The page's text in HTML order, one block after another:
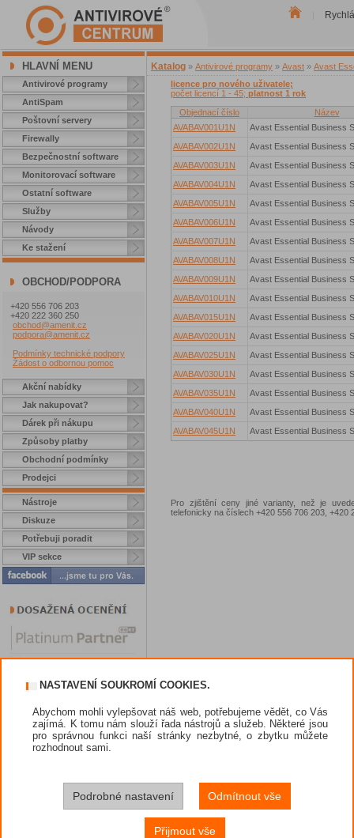
HLAVNÍ MENU
Antivirové programy
AntiSpam
Poštovní servery
Firewally
Bezpečnostní software
Monitorovací software
Ostatní software
Služby
Návody
Ke stažení
OBCHOD/PODPORA
+420 556 706 203
+420 222 360 250
obchod@amenit.cz
podpora@amenit.cz
Podmínky technické podpory
Žádost o odbornou pomoc
Akční nabídky
Jak nakupovat?
Dárek při nákupu
Způsoby platby
Obchodní podmínky
Prodejci
Nástroje
Diskuze
Potřebuji poradit
VIP sekce
Katalog » Antivirové programy » Avast » Avast
licence pro nového uživatele;
počet licencí 1 - 45; platnost 1 rok
Objednací číslo
Název
AVABAV001U1N
Avast Essential Business
AVABAV002U1N
Avast Essential Business
AVABAV003U1N
Avast Essential Business
AVABAV004U1N
Avast Essential Business
AVABAV005U1N
Avast Essential Business
AVABAV006U1N
Avast Essential Business
AVABAV007U1N
Avast Essential Business
AVABAV008U1N
Avast Essential Business
AVABAV009U1N
Avast Essential Business
AVABAV010U1N
Avast Essential Business
AVABAV015U1N
Avast Essential Business
AVABAV020U1N
Avast Essential Business
AVABAV025U1N
Avast Essential Business
AVABAV030U1N
Avast Essential Business
AVABAV035U1N
Avast Essential Business
AVABAV040U1N
Avast Essential Business
AVABAV045U1N
Avast Essential Business
Pro zjištění ceny jiné varianty, než je
telefonicky na číslech +420 556 706 203, +420
NASTAVENÍ SOUKROMÍ COOKIES.
Abychom mohli vylepšovat náš web, potřebujeme vědět, co Vás
zajímá. K tomu nám slouží řada nástrojů a služeb. Některé jsou
pro správnou funkci naší stránky nezbytné, o zbytku můžete
rozhodnout sami.
Podrobné nastavení Odmítnout vše
Přijmout vše